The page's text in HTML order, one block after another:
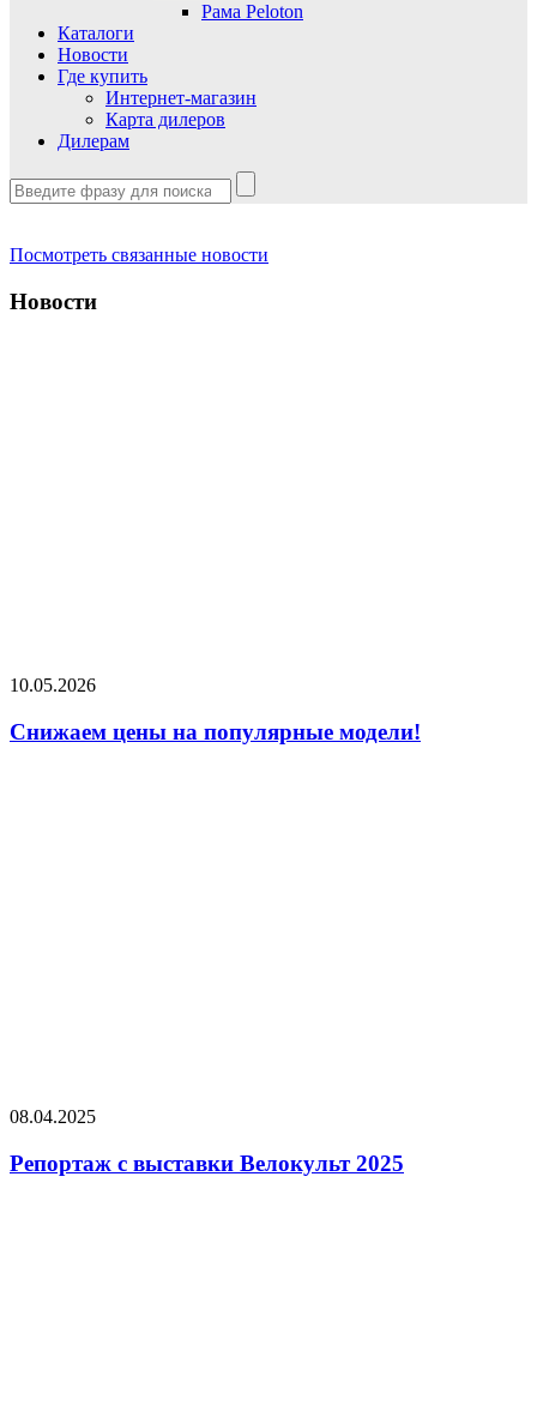
Рама Peloton
Каталоги
Новости
Где купить
Интернет-магазин
Карта дилеров
Дилерам
Посмотреть связанные новости
Новости
10.05.2026
Снижаем цены на популярные модели!
08.04.2025
Репортаж с выставки Велокульт 2025